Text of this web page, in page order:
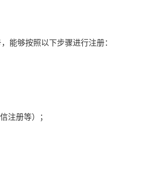
能够按照以下步骤进行注册：
注册等）；